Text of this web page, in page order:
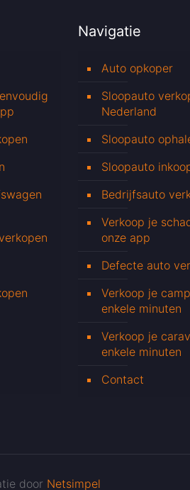
Navigatie
Auto opkoper
Sloopauto
Nederland
Sloopauto
Sloopauto
Bedrijfsauto
Verkoop je
onze app
Defecte auto
Verkoop je
enkele minuten
Verkoop je
enkele minuten
Contact
door Netsimpel